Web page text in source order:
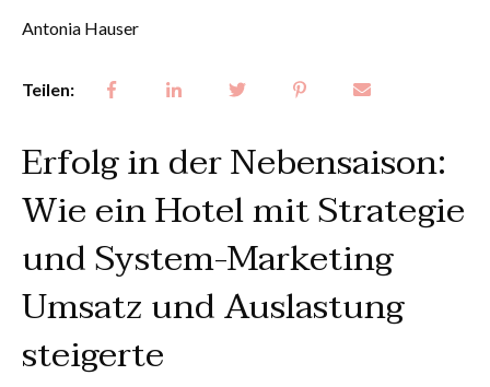
Antonia Hauser
Teilen:
Erfolg in der Nebensaison:
Wie ein Hotel mit Strategie
und System-Marketing
Umsatz und Auslastung
steigerte